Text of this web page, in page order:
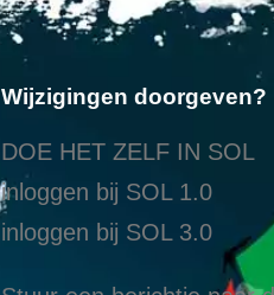
Wijzigingen doorgeven?
DOE HET ZELF IN SOL
inloggen bij SOL 1.0
inloggen bij SOL 3.0